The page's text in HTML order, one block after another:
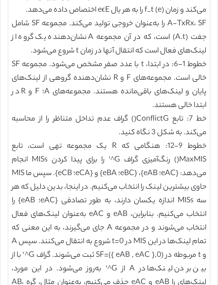
می‌کند و زمان f_t (e) را به هر یال eϵE اختصاص داده می‌دهد.
A-TxRx، SF را به‌عنوان خروجی تولید می‌کند. مجموعه SF شامل
جفت (A.t) است، که در آن مجموعه A نشان‌دهنده یک گروه از
لینک‌های فعال است که انتقال آنها در زمان t شروع می‌شود.
خطوط 1-6: در ابتدا، t با عدد صفر مشخص می‌شود. مجموعه SF
خالی است. مجموعه‌های F و R نشان‌دهنده گروهی از لینک‌های
پایان و لینک‌های باقی‌مانده هستند. مجموعه‌های A؛ F و R در
ابتدا خالی هستند.
خط 7: تابع ConflictG() گراف عدم تداخل متناظر را از محاسبه
می‌کند. به شکل 3 نگاه کنید.
خطوط 9-12: هنگامی که R یک مجموعه تهی است، تابع
MaxMIS() رنگ‌آمیزی گراف G^’ را برای پیدا کردن MISs انجام
می‌دهد: {eAC؛ eAB}، {eBC؛ eBA} و {eCA؛ eCB}. سپس ما MIS
حاوی بیشترین لینک را انتخاب می‌کنیم. در اینجا، بدین دلیل که هر
سه MISs اندازه یکسان دارند، به طور تصادفی {eAC؛ eAB} را
انتخاب می‌کنیم. بنابراین، eAB و eAC به‌عنوان لینک‌های فعال
انتخاب می‌شوند و در مجموعه A جای می‌گیرند، به این معنی که
تمام لینک‌ها در این MIS در t=0 شروع به انتقال می‌کنند. سپس A
و t مربوطه در SF=({ eAB , eAC },0) ثبت می‌شوند. گراف G^’ با از
بین بردن لینک‌ها در A از G^’ به‌روز می‌شود. در این مورد،